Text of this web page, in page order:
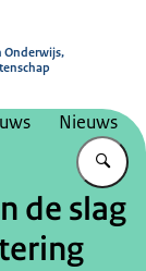
Onderwijs,
Nieuws
de slag